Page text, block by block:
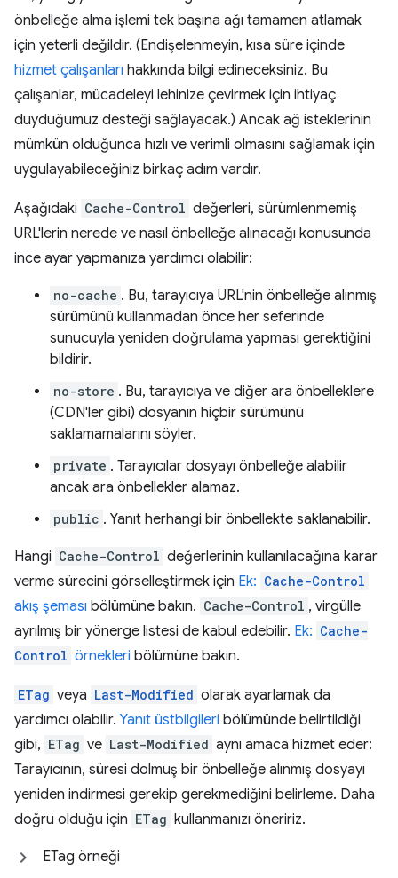
önbelleğe alma işlemi tek başına ağı tamamen atlamak
için yeterli değildir. (Endişelenmeyin, kısa süre içinde
hizmet çalışanları hakkında bilgi edineceksiniz. Bu
çalışanlar, mücadeleyi lehinize çevirmek için ihtiyaç
duyduğumuz desteği sağlayacak.) Ancak ağ isteklerinin
mümkün olduğunca hızlı ve verimli olmasını sağlamak için
uygulayabileceğiniz birkaç adım vardır.
Aşağıdaki Cache-Control değerleri, sürümlenmemiş
URL'lerin nerede ve nasıl önbelleğe alınacağı konusunda
ince ayar yapmanıza yardımcı olabilir:
no-cache . Bu, tarayıcıya URL'nin önbelleğe alınmış
sürümünü kullanmadan önce her seferinde
sunucuyla yeniden doğrulama yapması gerektiğini
bildirir.
no-store . Bu, tarayıcıya ve diğer ara önbelleklere
(CDN'ler gibi) dosyanın hiçbir sürümünü
saklamamalarını söyler.
private . Tarayıcılar dosyayı önbelleğe alabilir
ancak ara önbellekler alamaz.
public . Yanıt herhangi bir önbellekte saklanabilir.
Hangi Cache-Control değerlerinin kullanılacağına karar
verme sürecini görselleştirmek için Ek: Cache-Control
akış şeması bölümüne bakın. Cache-Control , virgülle
ayrılmış bir yönerge listesi de kabul edebilir. Ek: Cache-
Control örnekleri bölümüne bakın.
ETag veya Last-Modified olarak ayarlamak da
yardımcı olabilir. Yanıt üstbilgileri bölümünde belirtildiği
gibi, ETag ve Last-Modified aynı amaca hizmet eder:
Tarayıcının, süresi dolmuş bir önbelleğe alınmış dosyayı
yeniden indirmesi gerekip gerekmediğini belirleme. Daha
doğru olduğu için ETag kullanmanızı öneririz.
ETag örneği